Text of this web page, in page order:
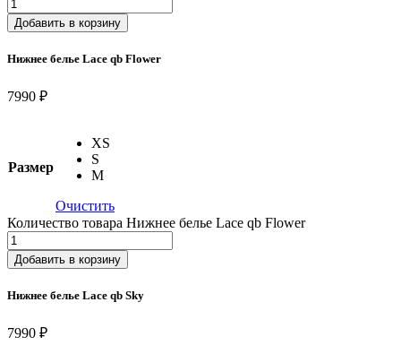
Добавить в корзину
Нижнее белье Lace qb Flower
7990 ₽
Размер
XS
S
M
Очистить
Количество товара Нижнее белье Lace qb Flower
Добавить в корзину
Нижнее белье Lace qb Sky
7990 ₽